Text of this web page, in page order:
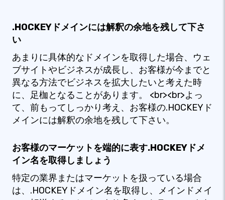
.HOCKEYドメインには解釈の余地を残して下さ
い
あまりに具体的なドメインを取得した場合、ウェ
ブサイトやビジネスが成長し、お客様が今までと
異なる方法でビジネスを拡大したいと考えた時
に、足枷となることがあります。 <br><br>よっ
て、前もってしっかり考え、お客様の.HOCKEYド
メインには解釈の余地を残して下さい。
お客様のマーケットを端的に表す.HOCKEYドメ
イン名を取得しましょう
特定の業界またはマーケットを扱っている場合
は、.HOCKEYドメイン名を取得し、メインドメイ